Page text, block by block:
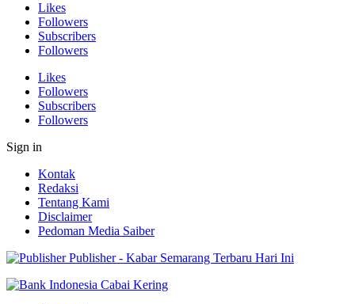
Likes
Followers
Subscribers
Followers
Likes
Followers
Subscribers
Followers
Sign in
Kontak
Redaksi
Tentang Kami
Disclaimer
Pedoman Media Saiber
Publisher - Kabar Semarang Terbaru Hari Ini